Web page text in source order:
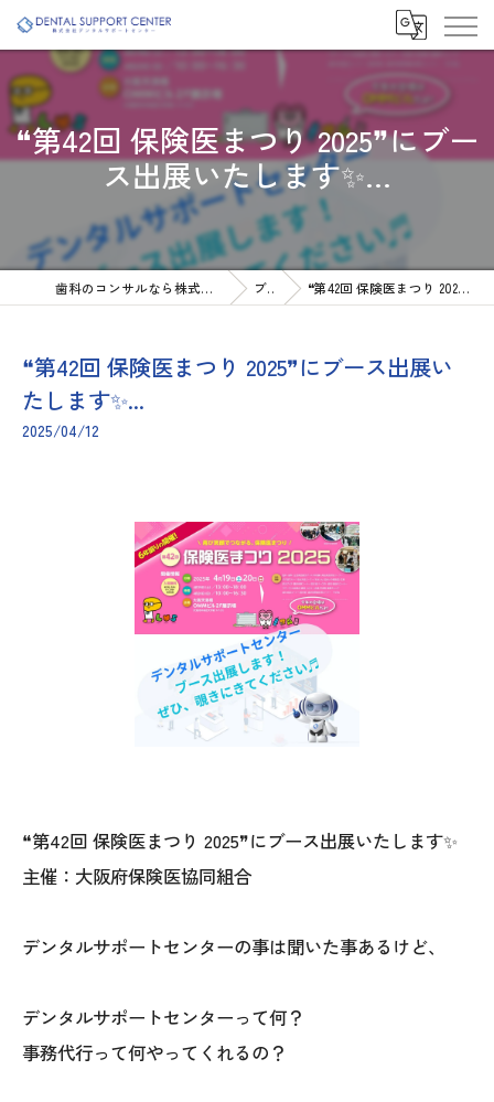
❝第42回 保険医まつり 2025❞にブー
ス出展いたします✨...
歯科のコンサルなら株式会社デンタルサポートセンター ブログ ❝第42回 保険医まつり 2025❞にブース出展いたします✨...
❝第42回 保険医まつり 2025❞にブース出展い
たします✨...
2025/04/12
❝第42回 保険医まつり 2025❞にブース出展いたします✨
主催：大阪府保険医協同組合
デンタルサポートセンターの事は聞いた事あるけど、
デンタルサポートセンターって何？
事務代行って何やってくれるの？